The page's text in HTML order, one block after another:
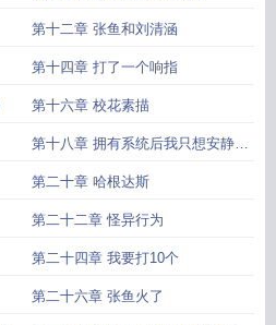
第十二章 张鱼和刘清涵
第十四章 打了一个响指
第十六章 校花素描
第十八章 拥有系统后我只想安静的
学习
第二十章 哈根达斯
第二十二章 怪异行为
第二十四章 我要打10个
第二十六章 张鱼火了